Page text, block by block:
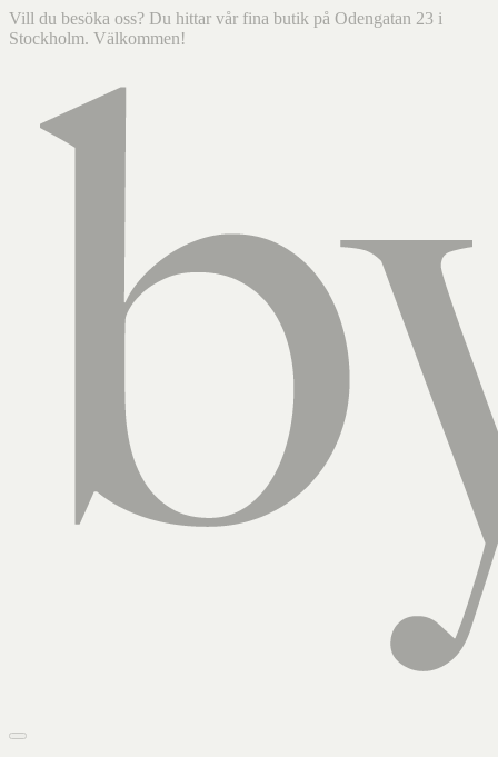
Vill du besöka oss? Du hittar vår fina butik på Odengatan 23 i
Stockholm. Välkommen!